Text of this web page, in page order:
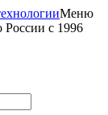
Меню
России с 1996